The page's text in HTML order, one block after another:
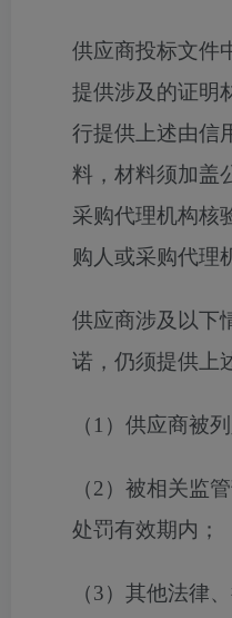
供应商投标文件
提供涉及的证明
行提供上述由信
料，材料须加盖
采购代理机构核
购人或采购代理
供应商涉及以下
诺，仍须提供上
（ 1）供应商被
（2）被相关监
处罚有效期内；
（3）其他法律